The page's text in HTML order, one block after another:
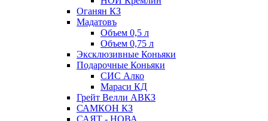
Оганян КЗ
Мадатовъ
Объем 0,5 л
Объем 0,75 л
Эксклюзивные Коньяки
Подарочные Коньяки
СИС Алко
Мараси КД
Грейт Велли АВКЗ
САМКОН КЗ
САЯТ - НОВА